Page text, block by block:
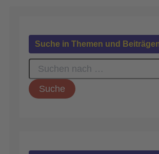
Suche in Themen und
c
h